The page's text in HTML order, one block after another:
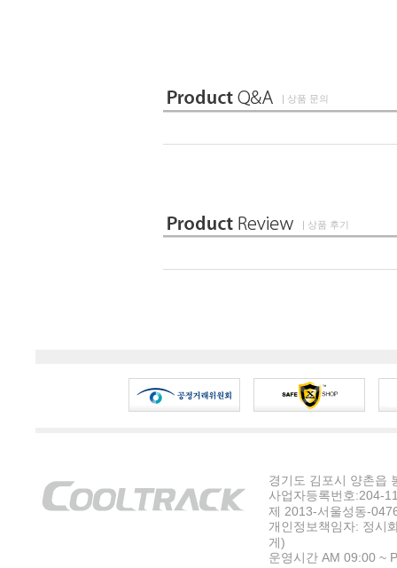
| 상품 문의
| 상품 후기
경기도 김포시 양촌읍
사업자등록번호:204-
제 2013-서울성동-
개인정보책임자: 정시
게)
운영시간 AM 09:00 ~